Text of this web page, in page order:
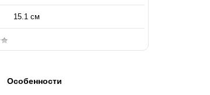
15.1 см
Особенности